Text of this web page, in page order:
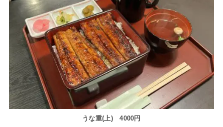
うな重(上) 4000円